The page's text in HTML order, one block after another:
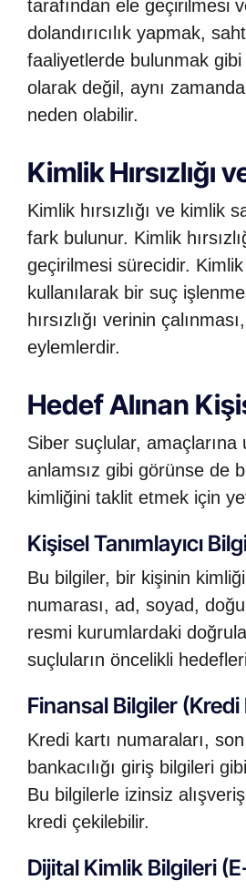
tarafından ele geçirilmesi
dolandırıcılık yapmak,
faaliyetlerde bulunmak
olarak değil, aynı
neden olabilir.
Kimlik Hırsızlığı
Kimlik hırsızlığı ve kimlik
fark bulunur. Kimlik
geçirilmesi sürecidir.
kullanılarak bir suç
hırsızlığı verinin
eylemlerdir.
Hedef Alınan
Siber suçlular,
anlamsız gibi görünse de
kimliğini taklit etmek için
Kişisel Tanımlayıcı
Bu bilgiler, bir kişinin
numarası, ad, soyad,
resmi kurumlardaki
suçluların öncelikli
Finansal Bilgiler (Kredi
Kredi kartı numaraları,
bankacılığı giriş bilgileri
Bu bilgilerle izinsiz
kredi çekilebilir.
Dijital Kimlik Bilgileri